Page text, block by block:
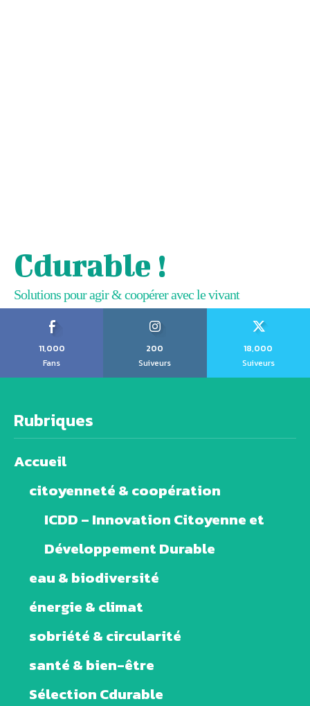
Cdurable !
Solutions pour agir & coopérer avec le vivant
11,000
Fans
200
Suiveurs
18,000
Suiveurs
Rubriques
Accueil
citoyenneté & coopération
ICDD – Innovation Citoyenne et
Développement Durable
eau & biodiversité
énergie & climat
sobriété & circularité
santé & bien-être
Sélection Cdurable